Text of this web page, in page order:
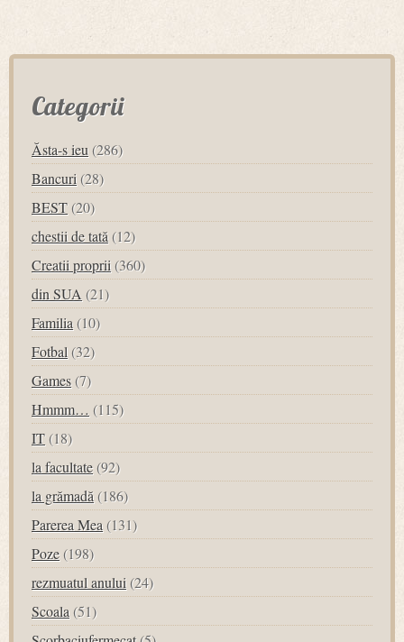
Categorii
Ăsta-s ieu (286)
Bancuri (28)
BEST (20)
chestii de tată (12)
Creatii proprii (360)
din SUA (21)
Familia (10)
Fotbal (32)
Games (7)
Hmmm… (115)
IT (18)
la facultate (92)
la grămadă (186)
Parerea Mea (131)
Poze (198)
rezmuatul anului (24)
Scoala (51)